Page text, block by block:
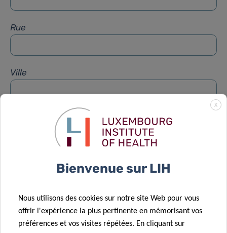
Rue
Ville
X
Bienvenue sur LIH
Nous utilisons des cookies sur notre site Web pour vous
offrir l'expérience la plus pertinente en mémorisant vos
préférences et vos visites répétées. En cliquant sur